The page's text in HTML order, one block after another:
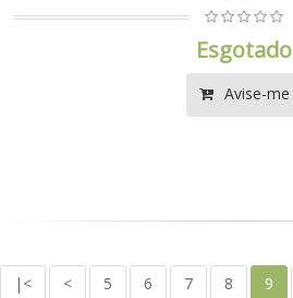
Esgotado
Avise-me
|< < 5 6 7 8 9